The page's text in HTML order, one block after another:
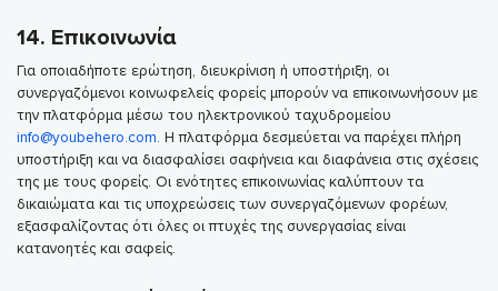
14. Επικοινωνία
Για οποιαδήποτε ερώτηση, διευκρίνιση ή υποστήριξη, οι
συνεργαζόμενοι κοινωφελείς φορείς μπορούν να επικοινωνήσουν με
την πλατφόρμα μέσω του ηλεκτρονικού ταχυδρομείου
info@youbehero.com. Η πλατφόρμα δεσμεύεται να παρέχει πλήρη
υποστήριξη και να διασφαλίσει σαφήνεια και διαφάνεια στις σχέσεις
της με τους φορείς. Οι ενότητες επικοινωνίας καλύπτουν τα
δικαιώματα και τις υποχρεώσεις των συνεργαζόμενων φορέων,
εξασφαλίζοντας ότι όλες οι πτυχές της συνεργασίας είναι
κατανοητές και σαφείς.